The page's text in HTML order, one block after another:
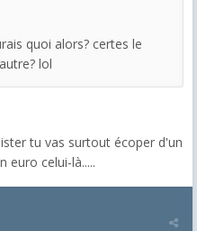
quoi alors? certes le
lol
tu vas surtout écoper d'un
euro celui-là.....